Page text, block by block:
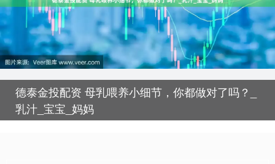
德泰金投配资 母乳喂养小细节，你都做对了吗？_
乳汁_宝宝_妈妈